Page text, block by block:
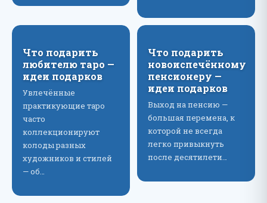
Что подарить
любителю таро —
идеи подарков
Увлечённые
практикующие таро
часто
коллекционируют
колоды разных
художников и стилей
— об…
Что подарить
новоиспечённому
пенсионеру —
идеи подарков
Выход на пенсию —
большая перемена, к
которой не всегда
легко привыкнуть
после десятилети…